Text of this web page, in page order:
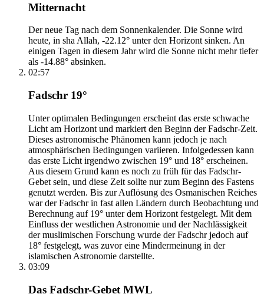
Mitternacht
Der neue Tag nach dem Sonnenkalender. Die Sonne wird
heute, in sha Allah, -22.12° unter den Horizont sinken. An
einigen Tagen in diesem Jahr wird die Sonne nicht mehr tiefer
als -14.88° absinken.
02:57
Fadschr 19°
Unter optimalen Bedingungen erscheint das erste schwache
Licht am Horizont und markiert den Beginn der Fadschr-Zeit.
Dieses astronomische Phänomen kann jedoch je nach
atmosphärischen Bedingungen variieren. Infolgedessen kann
das erste Licht irgendwo zwischen 19° und 18° erscheinen.
Aus diesem Grund kann es noch zu früh für das Fadschr-
Gebet sein, und diese Zeit sollte nur zum Beginn des Fastens
genutzt werden. Bis zur Auflösung des Osmanischen Reiches
war der Fadschr in fast allen Ländern durch Beobachtung und
Berechnung auf 19° unter dem Horizont festgelegt. Mit dem
Einfluss der westlichen Astronomie und der Nachlässigkeit
der muslimischen Forschung wurde der Fadschr jedoch auf
18° festgelegt, was zuvor eine Mindermeinung in der
islamischen Astronomie darstellte.
03:09
Das Fadschr-Gebet MWL